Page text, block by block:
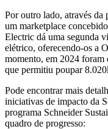
Por outro lado, através da
um marketplace
Electric dá uma segunda
elétrico, oferecendo-os a
momento, em 2024 foram
que permitiu poupar
Pode encontrar mais
iniciativas de impacto da
programa Schneider
quadro de progresso: